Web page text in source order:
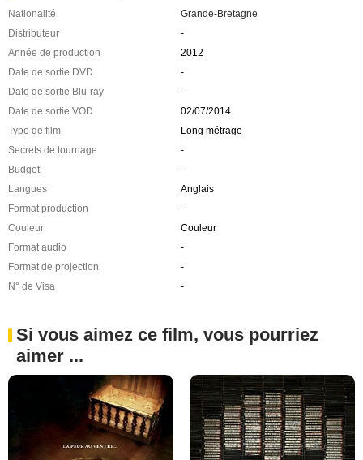
Nationalité
Grande-Bretagne
Distributeur
-
Année de production
2012
Date de sortie DVD
-
Date de sortie Blu-ray
-
Date de sortie VOD
02/07/2014
Type de film
Long métrage
Secrets de tournage
-
Budget
-
Langues
Anglais
Format production
-
Couleur
Couleur
Format audio
-
Format de projection
-
N° de Visa
-
Si vous aimez ce film, vous pourriez
aimer ...